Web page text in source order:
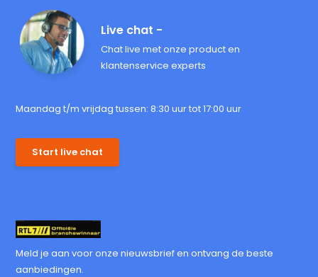
Live chat -
Chat live met onze product en
klantenservice experts
Maandag t/m vrijdag tussen: 8:30 uur tot 17:00 uur
Start live chat
Meld je aan voor onze nieuwsbrief en ontvang de beste
aanbiedingen.